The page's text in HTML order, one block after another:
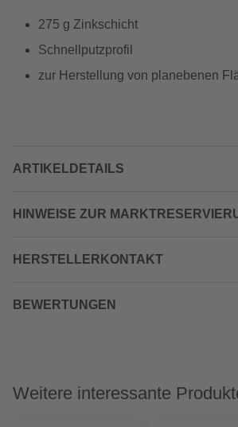
275 g Zinkschicht
Schnellputzprofil
zur Herstellung von planebenen
ARTIKELDETAILS
HINWEISE ZUR
HERSTELLERKONTAKT
BEWERTUNGEN
Weitere interessante